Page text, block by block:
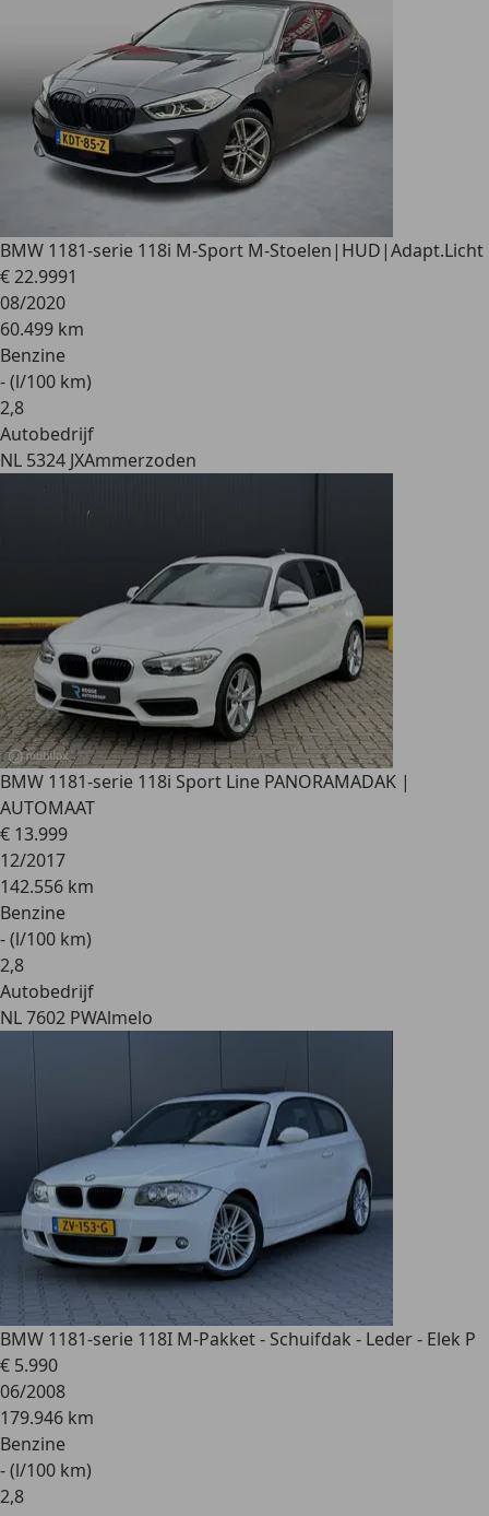
BMW 1181-serie 118i M-Sport M-Stoelen|HUD|Adapt.Licht
€ 22.9991
08/2020
60.499 km
Benzine
- (l/100 km)
2,8
Autobedrijf
NL 5324 JXAmmerzoden
BMW 1181-serie 118i Sport Line PANORAMADAK |
AUTOMAAT
€ 13.999
12/2017
142.556 km
Benzine
- (l/100 km)
2,8
Autobedrijf
NL 7602 PWAlmelo
BMW 1181-serie 118I M-Pakket - Schuifdak - Leder - Elek P
€ 5.990
06/2008
179.946 km
Benzine
- (l/100 km)
2,8